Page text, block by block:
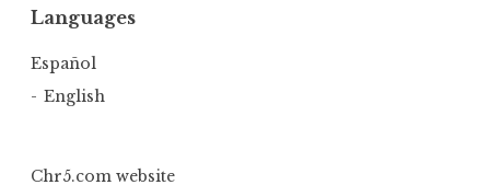
Languages
Español
English
Chr5.com website